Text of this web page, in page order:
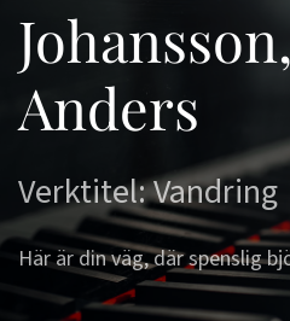
Anders
Verktitel: Vandring
Här är din väg, där spenslig